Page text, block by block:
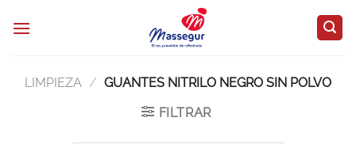
LIMPIEZA / GUANTES NITRILO NEGRO SIN POLVO
FILTRAR